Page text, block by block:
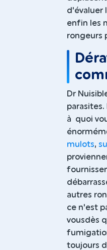
d'évaluer
enfin les
rongeurs
Dr
à quoi
mulots,
autres
ce n'est
vousdès
toujours